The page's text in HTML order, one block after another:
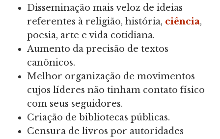
Disseminação mais veloz de ideias
referentes à religião, história, ciência,
poesia, arte e vida cotidiana.
Aumento da precisão de textos
canônicos.
Melhor organização de movimentos
cujos líderes não tinham contato físico
com seus seguidores.
Criação de bibliotecas públicas.
Censura de livros por autoridades